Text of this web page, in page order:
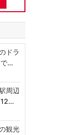
ドラ
で…
周辺
12…
観光